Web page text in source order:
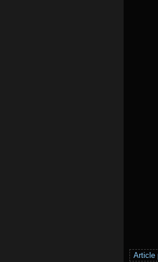
Article